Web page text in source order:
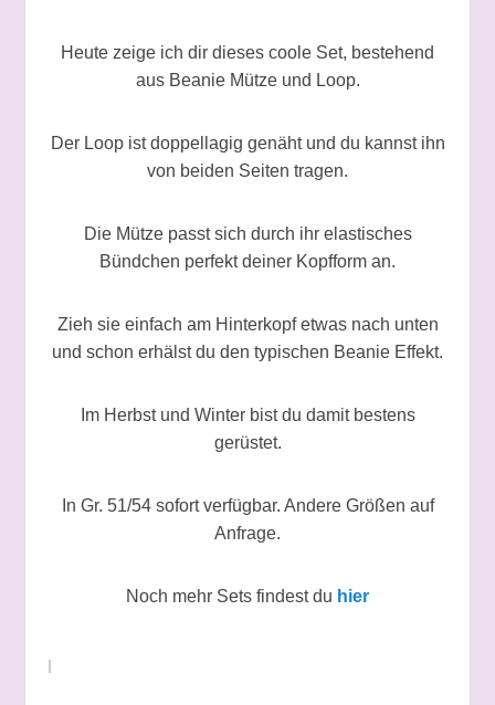
Heute zeige ich dir dieses coole Set, bestehend
aus Beanie Mütze und Loop.
Der Loop ist doppellagig genäht und du kannst ihn
von beiden Seiten tragen.
Die Mütze passt sich durch ihr elastisches
Bündchen perfekt deiner Kopfform an.
Zieh sie einfach am Hinterkopf etwas nach unten
und schon erhälst du den typischen Beanie Effekt.
Im Herbst und Winter bist du damit bestens
gerüstet.
In Gr. 51/54 sofort verfügbar. Andere Größen auf
Anfrage.
Noch mehr Sets findest du hier